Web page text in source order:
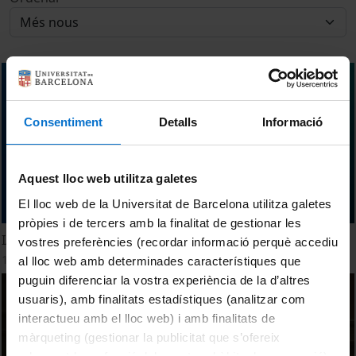
Consentiment Detalls Informació
Aquest lloc web utilitza galetes
El lloc web de la Universitat de Barcelona utilitza galetes
pròpies i de tercers amb la finalitat de gestionar les
vostres preferències (recordar informació perquè accediu
al lloc web amb determinades característiques que
puguin diferenciar la vostra experiència de la d’altres
usuaris), amb finalitats estadístiques (analitzar com
interactueu amb el lloc web) i amb finalitats de
màrqueting (gestionar la publicitat que s’ofereix
IA – De la teoria a la pràctica
14 febrer, 2024